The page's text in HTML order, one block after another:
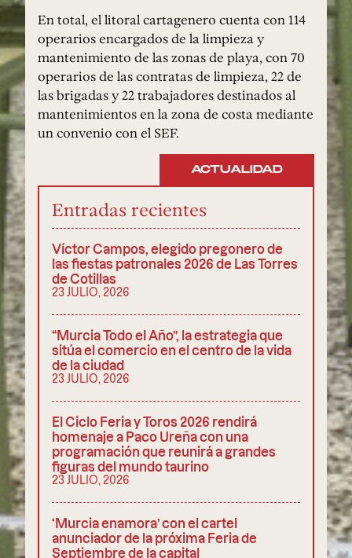
En total, el litoral cartagenero cuenta con 114
operarios encargados de la limpieza y
mantenimiento de las zonas de playa, con 70
operarios de las contratas de limpieza, 22 de
las brigadas y 22 trabajadores destinados al
mantenimientos en la zona de costa mediante
un convenio con el SEF.
ACTUALIDAD
Entradas recientes
Víctor Campos, elegido pregonero de
las fiestas patronales 2026 de Las Torres
de Cotillas
23 JULIO, 2026
“Murcia Todo el Año”, la estrategia que
sitúa el comercio en el centro de la vida
de la ciudad
23 JULIO, 2026
El Ciclo Feria y Toros 2026 rendirá
homenaje a Paco Ureña con una
programación que reunirá a grandes
figuras del mundo taurino
23 JULIO, 2026
‘Murcia enamora’ con el cartel
anunciador de la próxima Feria de
Septiembre de la capital